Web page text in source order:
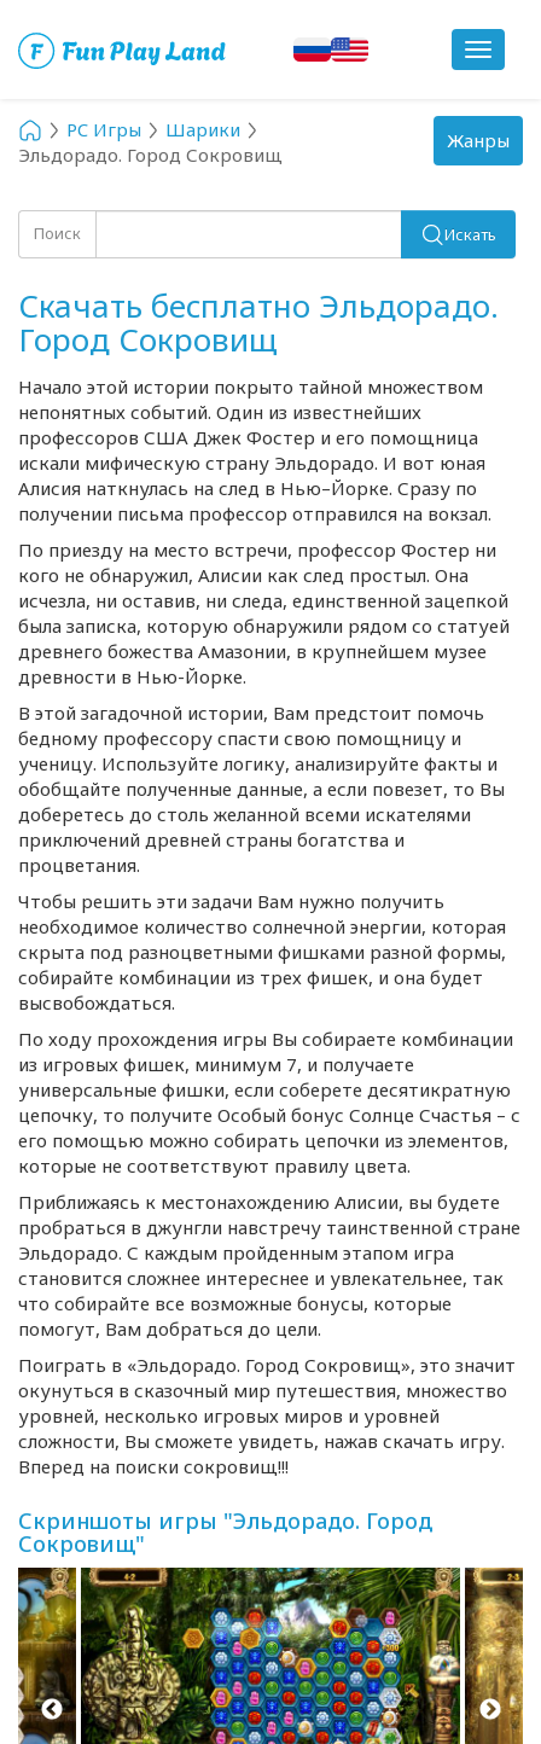
Toggle
PC Игры
Шарики
Эльдорадо. Город Сокровищ
Поиск Искать
Скачать бесплатно Эльдорадо.
Город Сокровищ
Начало этой истории покрыто тайной множеством
непонятных событий. Один из известнейших
профессоров США Джек Фостер и его помощница
искали мифическую страну Эльдорадо. И вот юная
Алисия наткнулась на след в Нью–Йорке. Сразу по
получении письма профессор отправился на вокзал.
По приезду на место встречи, профессор Фостер ни
кого не обнаружил, Алисии как след простыл. Она
исчезла, ни оставив, ни следа, единственной зацепкой
была записка, которую обнаружили рядом со статуей
древнего божества Амазонии, в крупнейшем музее
древности в Нью-Йорке.
В этой загадочной истории, Вам предстоит помочь
бедному профессору спасти свою помощницу и
ученицу. Используйте логику, анализируйте факты и
обобщайте полученные данные, а если повезет, то Вы
доберетесь до столь желанной всеми искателями
приключений древней страны богатства и
процветания.
Чтобы решить эти задачи Вам нужно получить
необходимое количество солнечной энергии, которая
скрыта под разноцветными фишками разной формы,
собирайте комбинации из трех фишек, и она будет
высвобождаться.
По ходу прохождения игры Вы собираете комбинации
из игровых фишек, минимум 7, и получаете
универсальные фишки, если соберете десятикратную
цепочку, то получите Особый бонус Солнце Счастья – с
его помощью можно собирать цепочки из элементов,
которые не соответствуют правилу цвета.
Приближаясь к местонахождению Алисии, вы будете
пробраться в джунгли навстречу таинственной стране
Эльдорадо. С каждым пройденным этапом игра
становится сложнее интереснее и увлекательнее, так
что собирайте все возможные бонусы, которые
помогут, Вам добраться до цели.
Поиграть в «Эльдорадо. Город Сокровищ», это значит
окунуться в сказочный мир путешествия, множество
уровней, несколько игровых миров и уровней
сложности, Вы сможете увидеть, нажав скачать игру.
Вперед на поиски сокровищ!!!
Скриншоты игры "Эльдорадо. Город
Сокровищ"
Toggle
navigation
Жанры